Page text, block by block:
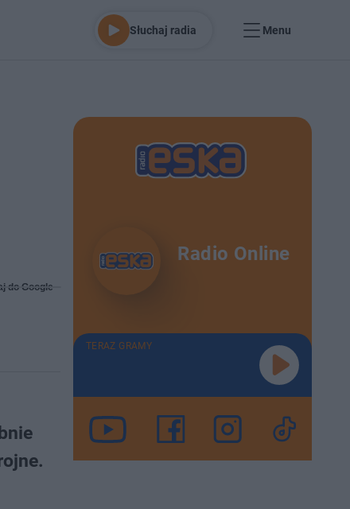
Słuchaj radia Menu
do Google
Radio Online
TERAZ GRAMY